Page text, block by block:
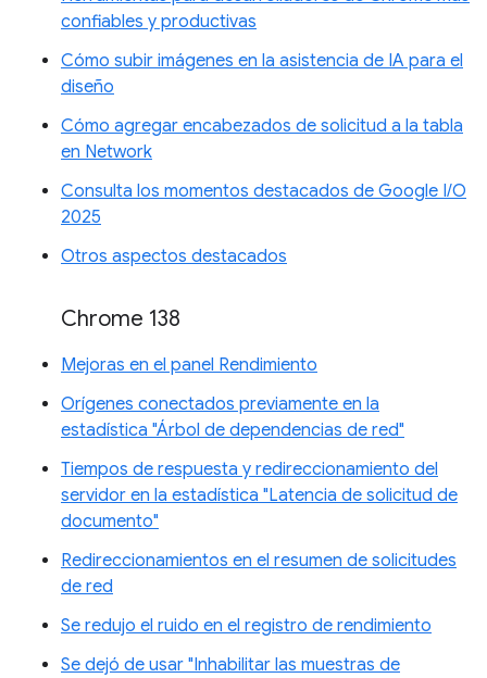
confiables y productivas
Cómo subir imágenes en la asistencia de IA para el
diseño
Cómo agregar encabezados de solicitud a la tabla
en Network
Consulta los momentos destacados de Google I/O
2025
Otros aspectos destacados
Chrome 138
Mejoras en el panel Rendimiento
Orígenes conectados previamente en la
estadística "Árbol de dependencias de red"
Tiempos de respuesta y redireccionamiento del
servidor en la estadística "Latencia de solicitud de
documento"
Redireccionamientos en el resumen de solicitudes
de red
Se redujo el ruido en el registro de rendimiento
Se dejó de usar "Inhabilitar las muestras de